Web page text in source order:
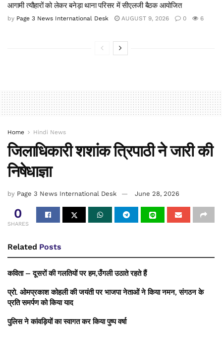
आगामी त्यौहारों को लेकर बनेड़ा थाना परिसर में सीएलजी बैठक आयोजित
by Page 3 News International Desk AUGUST 9, 2026 0 6
Home Hindi News
जिलाधिकारी शशांक त्रिपाठी ने जारी की
निषेधाज्ञा
by Page 3 News International Desk June 28, 2026
0
SHARES
Related Posts
कविता – दूसरों की गलतियों पर हम,उँगली उठाते रहते हैं
प्रो. ओमप्रकाश कोहली की जयंती पर भाजपा नेताओं ने किया नमन, संगठन के
प्रति समर्पण को किया याद
पुलिस ने कांवड़ियों का स्वागत कर किया पुष्प वर्षा